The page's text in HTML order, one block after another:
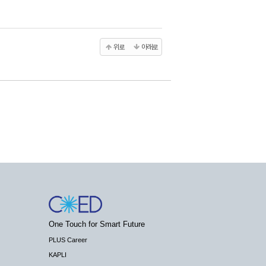
위로 아래로
One Touch for Smart Future
PLUS Career
KAPLI